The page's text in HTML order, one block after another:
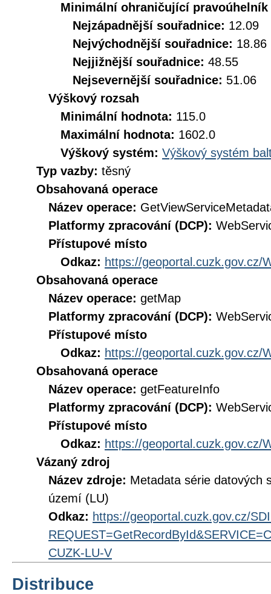
Minimální ohraničující pravoúhelník
Nejzápadnější souřadnice: 12.09
Nejvýchodnější souřadnice: 18.86
Nejjižnější souřadnice: 48.55
Nejsevernější souřadnice: 51.06
Výškový rozsah
Minimální hodnota: 115.0
Maximální hodnota: 1602.0
Výškový systém: Výškový systém
Typ vazby: těsný
Obsahovaná operace
Název operace:
Platformy zpracování (DCP):
Přístupové místo
Odkaz: https://geoportal.cuzk.gov.cz/
Obsahovaná operace
Název operace: getMap
Platformy zpracování (DCP):
Přístupové místo
Odkaz: https://geoportal.cuzk.gov.cz/
Obsahovaná operace
Název operace: getFeatureInfo
Platformy zpracování (DCP):
Přístupové místo
Odkaz: https://geoportal.cuzk.gov.cz/
Vázaný zdroj
Název zdroje: Metadata série datových
území (LU)
Odkaz: https://geoportal.cuzk.gov.cz/
CUZK-LU-V
Distribuce